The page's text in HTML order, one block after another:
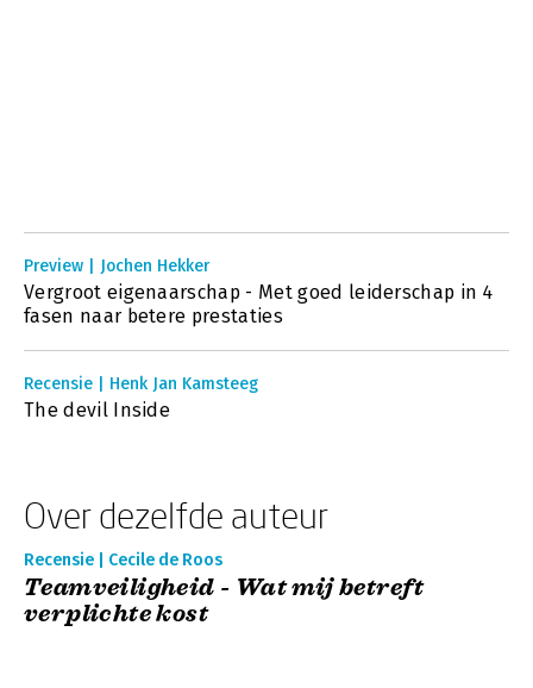
Preview | Jochen Hekker
Vergroot eigenaarschap - Met goed leiderschap in 4
fasen naar betere prestaties
Recensie | Henk Jan Kamsteeg
The devil Inside
Over dezelfde auteur
Recensie | Cecile de Roos
Teamveiligheid - Wat mij betreft
verplichte kost